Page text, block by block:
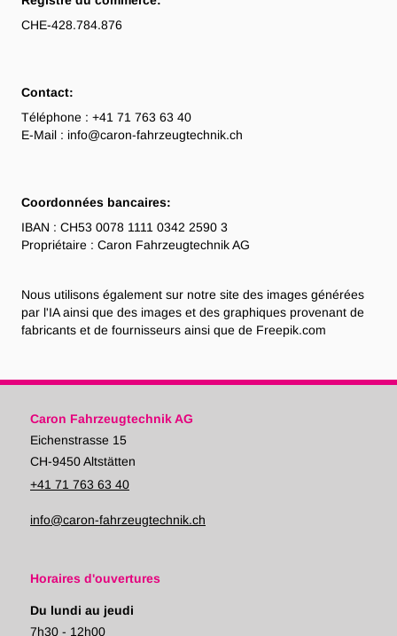
CHE-428.784.876
Contact:
Téléphone : +41 71 763 63 40
E-Mail : info@caron-fahrzeugtechnik.ch
Coordonnées bancaires:
IBAN : CH53 0078 1111 0342 2590 3
Propriétaire : Caron Fahrzeugtechnik AG
Nous utilisons également sur notre site des images générées
par l'IA ainsi que des images et des graphiques provenant de
fabricants et de fournisseurs ainsi que de Freepik.com
Caron Fahrzeugtechnik AG
Eichenstrasse 15
CH-9450 Altstätten
+41 71 763 63 40
info@caron-fahrzeugtechnik.ch
Horaires d'ouvertures
Du lundi au jeudi
7h30 - 12h00